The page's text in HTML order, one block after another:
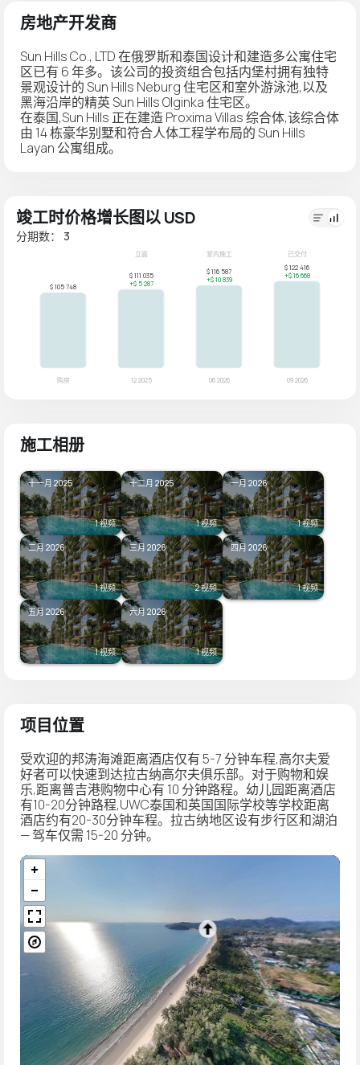
房地产开发商
Sun Hills Co., LTD 在俄罗斯和泰国设计和建造多公寓住宅
区已有 6 年多。该公司的投资组合包括内堡村拥有独特
景观设计的 Sun Hills Neburg 住宅区和室外游泳池,以及
黑海沿岸的精英 Sun Hills Olginka 住宅区。
在泰国,Sun Hills 正在建造 Proxima Villas 综合体,该综合体
由 14 栋豪华别墅和符合人体工程学布局的 Sun Hills
Layan 公寓组成。
竣工时价格增长图以 USD
分期数： 3
施工相册
十一月 2025
1 视频
十二月 2025
1 视频
一月 2026
1 视频
二月 2026
1 视频
三月 2026
2 视频
四月 2026
1 视频
五月 2026
1 视频
六月 2026
1 视频
项目位置
受欢迎的邦涛海滩距离酒店仅有 5-7 分钟车程,高尔夫爱
好者可以快速到达拉古纳高尔夫俱乐部。对于购物和娱
乐,距离普吉港购物中心有 10 分钟路程。幼儿园距离酒店
有10-20分钟路程,UWC泰国和英国国际学校等学校距离
酒店约有20-30分钟车程。拉古纳地区设有步行区和湖泊
— 驾车仅需 15-20 分钟。